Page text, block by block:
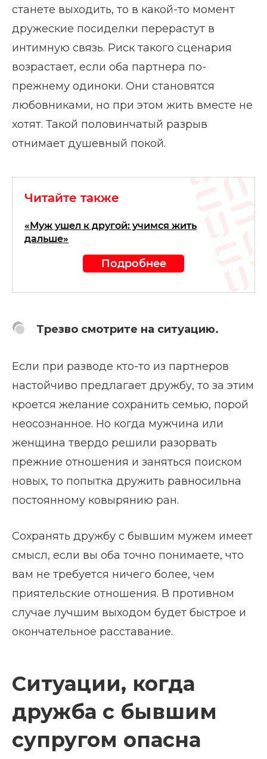
станете выходить, то в какой-то момент
дружеские посиделки перерастут в
интимную связь. Риск такого сценария
возрастает, если оба партнера по-
прежнему одиноки. Они становятся
любовниками, но при этом жить вместе не
хотят. Такой половинчатый разрыв
отнимает душевный покой.
Читайте также
«Муж ушел к другой: учимся жить
дальше»
Подробнее
Трезво смотрите на ситуацию.
Если при разводе кто-то из партнеров
настойчиво предлагает дружбу, то за этим
кроется желание сохранить семью, порой
неосознанное. Но когда мужчина или
женщина твердо решили разорвать
прежние отношения и заняться поиском
новых, то попытка дружить равносильна
постоянному ковырянию ран.
Сохранять дружбу с бывшим мужем имеет
смысл, если вы оба точно понимаете, что
вам не требуется ничего более, чем
приятельские отношения. В противном
случае лучшим выходом будет быстрое и
окончательное расставание.
Ситуации, когда
дружба с бывшим
супругом опасна